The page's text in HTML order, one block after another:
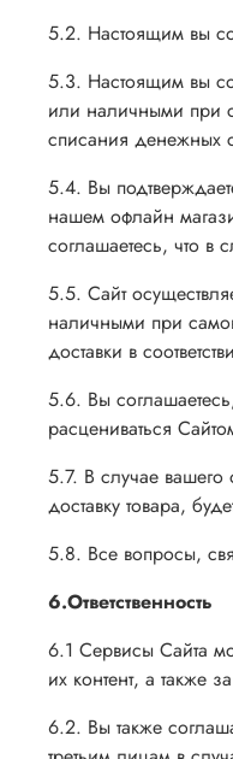
5.2. Настоящим вы
5.3. Настоящим вы
или наличными при
списания денежных
5.4. Вы
нашем офлайн
соглашаетесь, что в
5.5. Сайт
наличными при
доставки в
5.6. Вы
расцениваться
5.7. В случае вашего
доставку товара,
5.8. Все вопросы,
6.Ответственность
6.1 Сервисы Сайта
их контент, а также
6.2. Вы также